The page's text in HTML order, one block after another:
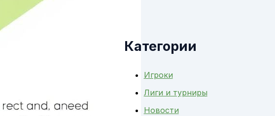
Категории
Игроки
Лиги и турниры
Новости